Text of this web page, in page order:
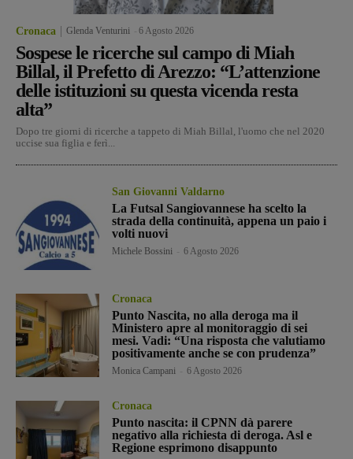
Cronaca Glenda Venturini 6 Agosto 2026
Sospese le ricerche sul campo di Miah
Billal, il Prefetto di Arezzo: “L’attenzione
delle istituzioni su questa vicenda resta
alta”
Dopo tre giorni di ricerche a tappeto di Miah Billal, l'uomo che nel 2020
uccise sua figlia e ferì...
San Giovanni Valdarno
La Futsal Sangiovannese ha scelto la
strada della continuità, appena un paio i
volti nuovi
Michele Bossini 6 Agosto 2026
Cronaca
Punto Nascita, no alla deroga ma il
Ministero apre al monitoraggio di sei
mesi. Vadi: “Una risposta che valutiamo
positivamente anche se con prudenza”
Monica Campani 6 Agosto 2026
Cronaca
Punto nascita: il CPNN dà parere
negativo alla richiesta di deroga. Asl e
Regione esprimono disappunto